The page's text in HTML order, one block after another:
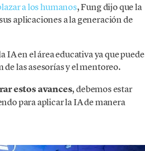
a los humanos, Fung dijo que la
aplicaciones a la generación de
IA en el área educativa ya que puede
las asesorías y el mentoreo.
estos avances, debemos estar
para aplicar la IA de manera